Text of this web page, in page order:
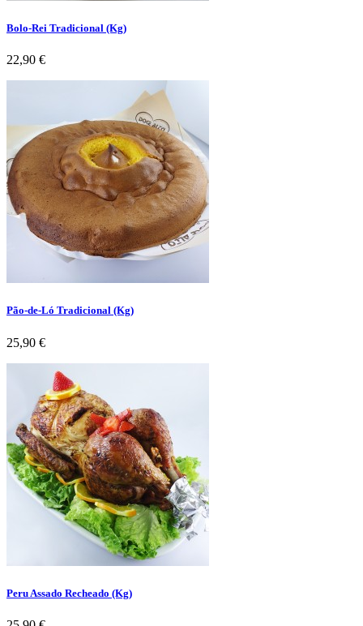
Bolo-Rei Tradicional (Kg)
Preço
22,90 €
Pão-de-Ló Tradicional (Kg)
Preço
25,90 €
Peru Assado Recheado (Kg)